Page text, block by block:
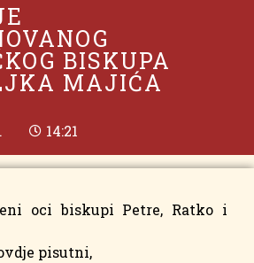
BISKUPA
MAJIĆA
14:21
oci biskupi Petre, Ratko i
pisutni,